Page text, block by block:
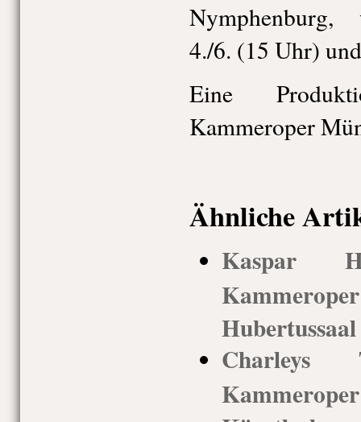
Nymphenburg,
4./6. (15 Uhr)
Eine
Kammeroper
Ähnliche
Kaspar
Hubertussaal
Charleys